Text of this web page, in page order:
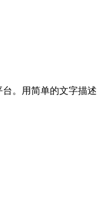
台。用简单的文字描述